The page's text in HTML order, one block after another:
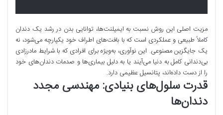
مزیت اصلی این روش نسبت به ایمپلنت‌ها، توانایی بدن در رشد یک دندان
کاملاً طبیعی و عملکردی است که با بافت‌های اطراف خود یکپارچه می‌شود، نه
یک جایگزین مصنوعی. این نوآوری، به‌ویژه برای افرادی که با شرایط مادرزادی
بی‌دندانی کامل به دنیا می‌آیند یا به دلیل بیماری‌ها و صدمات دندان‌های خود
را از دست داده‌اند، پتانسیل عظیمی دارد.
قدرت سلول‌های بنیادی: مهندسی مجدد
دندان‌ها